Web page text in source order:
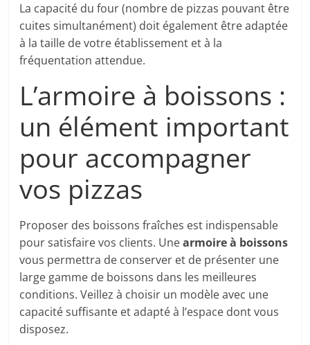
La capacité du four (nombre de pizzas pouvant être
cuites simultanément) doit également être adaptée
à la taille de votre établissement et à la
fréquentation attendue.
L’armoire à boissons :
un élément important
pour accompagner
vos pizzas
Proposer des boissons fraîches est indispensable
pour satisfaire vos clients. Unearmoire à boissons
vous permettra de conserver et de présenter une
large gamme de boissons dans les meilleures
conditions. Veillez à choisir un modèle avec une
capacité suffisante et adapté à l’espace dont vous
disposez.